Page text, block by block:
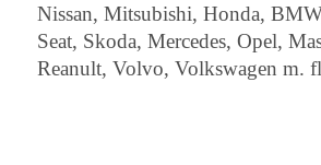
Nissan, Mitsubishi, Honda,
Seat, Skoda, Mercedes, Opel,
Reanult, Volvo, Volkswagen m.